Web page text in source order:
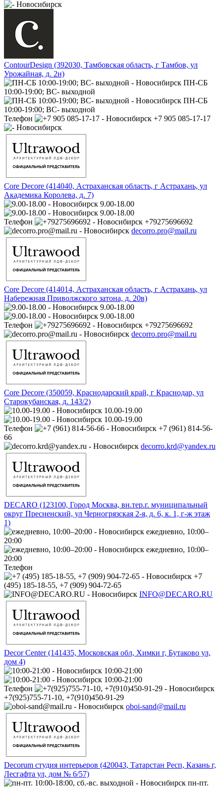
ContourDesign (392030, Тамбовская область, г Тамбов, ул
Урожайная, д. 2н)
ПН-СБ
10:00-19:00; ВС- выходной
ПН-СБ
10:00-19:00; ВС- выходной
Телефон
+7 905 085-17-17
Core Decore (414040, Астраханская область, г Астрахань, ул
Академика Королева, д. 7)
9.00-18.00
9.00-18.00
Телефон
+79275696692
decorro.pro@mail.ru
Core Decore (414014, Астраханская область, г Астрахань, ул
Набережная Приволжского затона, д. 20в)
9.00-18.00
9.00-18.00
Телефон
+79275696692
decorro.pro@mail.ru
Core Decore (350059, Краснодарский край, г Краснодар, ул
Старокубанская, д. 143/2)
10.00-19.00
10.00-19.00
Телефон
+7 (961) 814-56-
66
decorro.krd@yandex.ru
DECARO (123100, Город Москва, вн.тер.г. муниципальный
округ Пресненский, ул Черногрязская 2-я, д. 6, к. 1, г-ж этаж
1)
ежедневно, 10:00–
20:00
ежедневно, 10:00–
20:00
Телефон
+7
(495) 185-18-55, +7 (909) 904-72-65
INFO@DECARO.RU
Decor Center (141435, Московская обл, Химки г, Бутаково ул,
дом 4)
10:00-21:00
10:00-21:00
Телефон
+7(925)755-71-10, +7(910)450-91-29
oboi-sand@mail.ru
Decorum студия интерьеров (420043, Татарстан Респ, Казань г,
Лесгафта ул, дом № 6/57)
пн-пт.